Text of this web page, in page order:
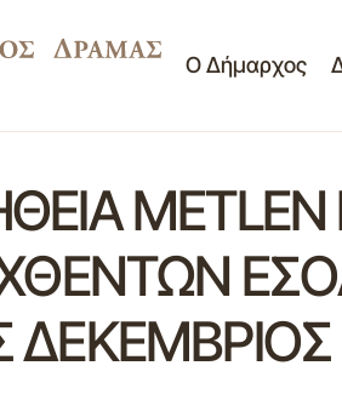
Ο Δήμαρχος
METLEN